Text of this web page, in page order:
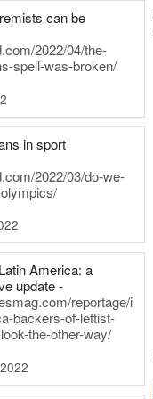
can be
2022/04/the-
spell-was-broken/
in sport
2022/03/do-we-
America: a
update -
reportage/i
backers-of-leftist-
the-other-way/